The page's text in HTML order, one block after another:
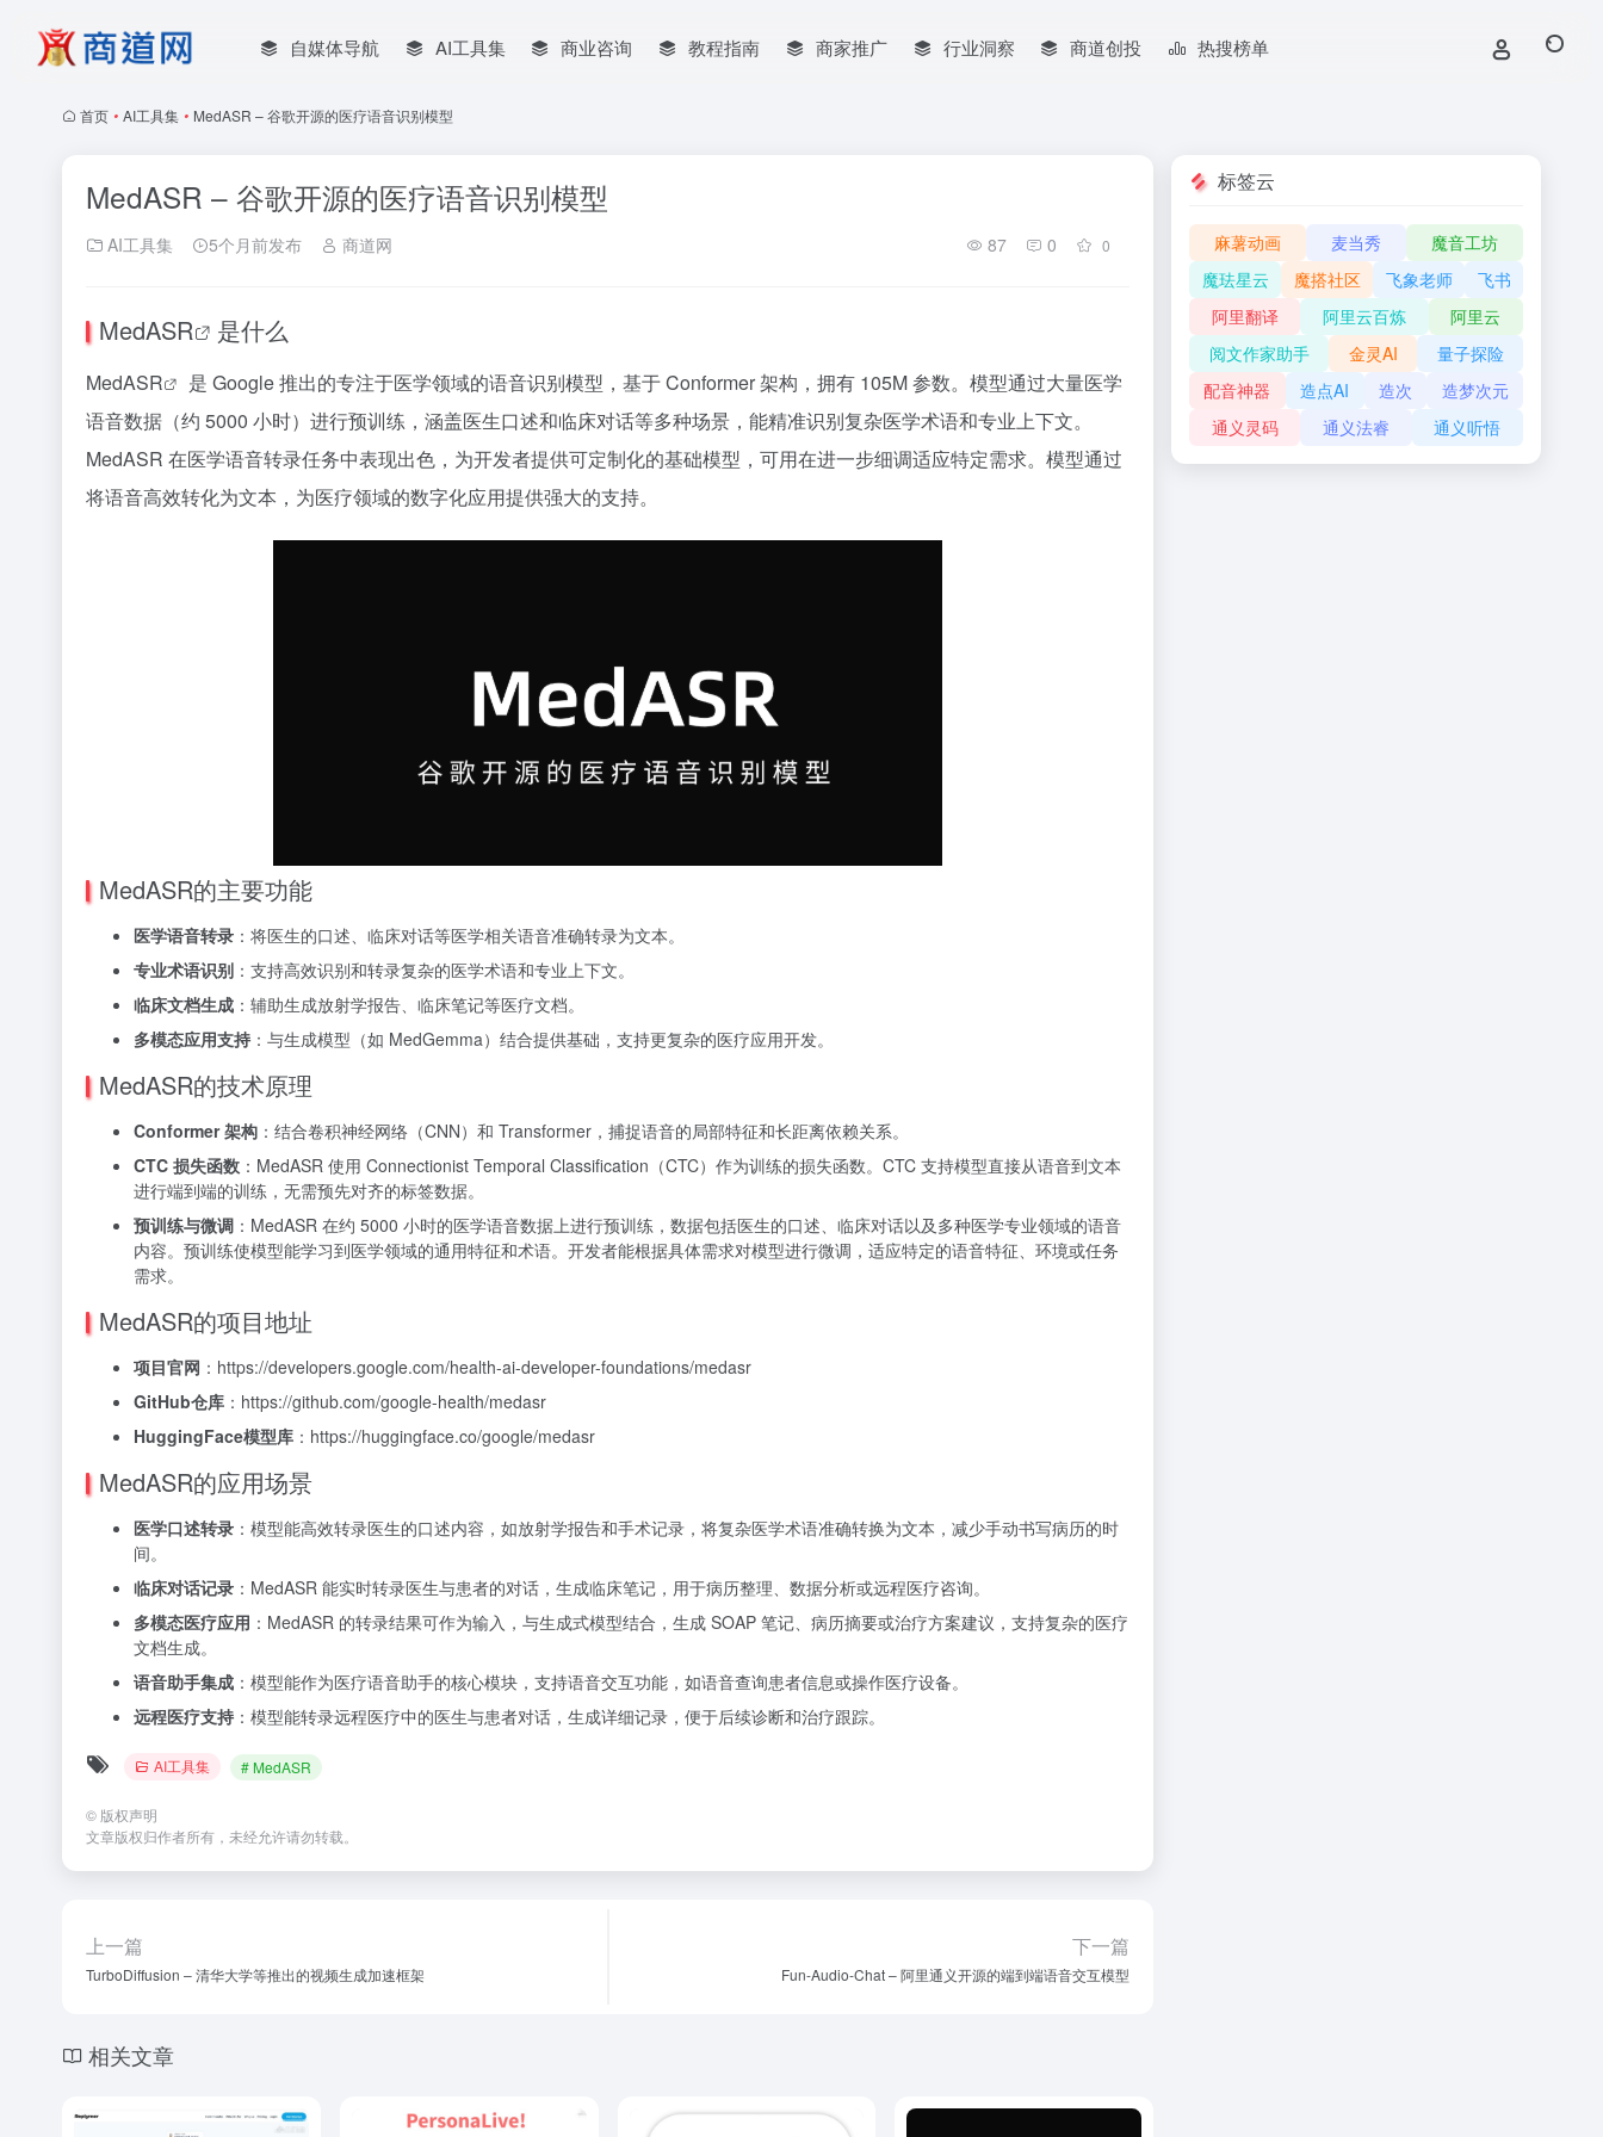
自媒体导航 AI工具集 商业咨询 教程指南 商家推广 行业洞察 商道创投 热搜榜单
首页 • AI工具集 • MedASR – 谷歌开源的医疗语音识别模型
MedASR – 谷歌开源的医疗语音识别模型
AI工具集 5个月前发布 商道网 87 0 0
MedASR 是什么
MedASR
是 Google 推出的专注于医学领域的语音识别模型，基于 Conformer 架构，拥有 105M 参数。模型通过大量医学
语音数据（约 5000 小时）进行预训练，涵盖医生口述和临床对话等多种场景，能精准识别复杂医学术语和专业上下文。
MedASR 在医学语音转录任务中表现出色，为开发者提供可定制化的基础模型，可用在进一步细调适应特定需求。模型通过
将语音高效转化为文本，为医疗领域的数字化应用提供强大的支持。
MedASR的主要功能
医学语音转录 ：将医生的口述、临床对话等医学相关语音准确转录为文本。
专业术语识别 ：支持高效识别和转录复杂的医学术语和专业上下文。
临床文档生成 ：辅助生成放射学报告、临床笔记等医疗文档。
多模态应用支持 ：与生成模型（如 MedGemma）结合提供基础，支持更复杂的医疗应用开发。
MedASR的技术原理
Conformer 架构 ：结合卷积神经网络（CNN）和 Transformer，捕捉语音的局部特征和长距离依赖关系。
CTC 损失函数 ：MedASR 使用 Connectionist Temporal Classification（CTC）作为训练的损失函数。CTC 支持模型直接从语音到文本
进行端到端的训练，无需预先对齐的标签数据。
预训练与微调 ：MedASR 在约 5000 小时的医学语音数据上进行预训练，数据包括医生的口述、临床对话以及多种医学专业领域的语音
内容。预训练使模型能学习到医学领域的通用特征和术语。开发者能根据具体需求对模型进行微调，适应特定的语音特征、环境或任务
需求。
MedASR的项目地址
项目官网 ：https://developers.google.com/health-ai-developer-foundations/medasr
GitHub仓库 ：https://github.com/google-health/medasr
HuggingFace模型库 ：https://huggingface.co/google/medasr
MedASR的应用场景
医学口述转录 ：模型能高效转录医生的口述内容，如放射学报告和手术记录，将复杂医学术语准确转换为文本，减少手动书写病历的时
间。
临床对话记录 ：MedASR 能实时转录医生与患者的对话，生成临床笔记，用于病历整理、数据分析或远程医疗咨询。
多模态医疗应用 ：MedASR 的转录结果可作为输入，与生成式模型结合，生成 SOAP 笔记、病历摘要或治疗方案建议，支持复杂的医疗
文档生成。
语音助手集成 ：模型能作为医疗语音助手的核心模块，支持语音交互功能，如语音查询患者信息或操作医疗设备。
远程医疗支持 ：模型能转录远程医疗中的医生与患者对话，生成详细记录，便于后续诊断和治疗跟踪。
AI工具集 # MedASR
© 版权声明
文章版权归作者所有，未经允许请勿转载。
上一篇
TurboDiffusion – 清华大学等推出的视频生成加速框架
下一篇
Fun-Audio-Chat – 阿里通义开源的端到端语音交互模型
相关文章
标签云
麻薯动画 麦当秀
魔音工坊
魔珐星云
魔搭社区 飞象老师
飞书
阿里翻译
阿里云百炼
阿里云
阅文作家助手
金灵AI
量子探险
配音神器
造点AI 造次
造梦次元
通义灵码
通义法睿 通义听悟